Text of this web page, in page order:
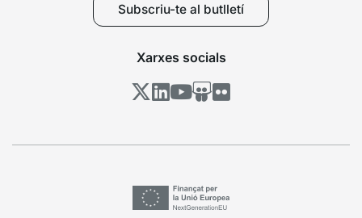
Subscriu-te al butlletí
Xarxes socials